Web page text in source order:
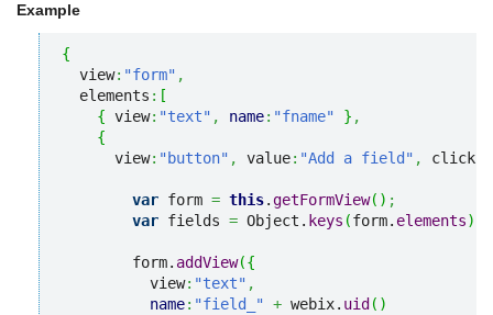
Example
{
  view
: "form" ,
  elements
: [
{ view: "text" , name: "fname" } ,
{
      view
: "button" , value: "Add a field" , click
var form = this.getFormView( ) ;
var fields = Object. keys (form. elements)
        form.
addView({
          view
: "text" ,
name: "field_" + webix. uid ( )